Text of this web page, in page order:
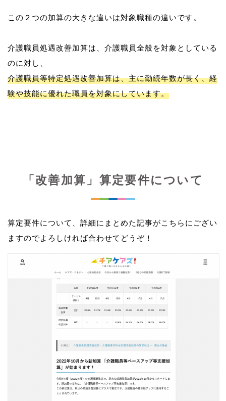
この２つの加算の大きな違いは対象職種の違いです。
介護職員処遇改善加算は、介護職員全般を対象としている
介護職員等特定処遇改善加算は、主に勤続年数が長く、経
験や技能に優れた職員を対象にしています。
「改善加算」算定要件について
算定要件について、詳細にまとめた記事がこちらにござい
ますのでよろしければ合わせてどうぞ！